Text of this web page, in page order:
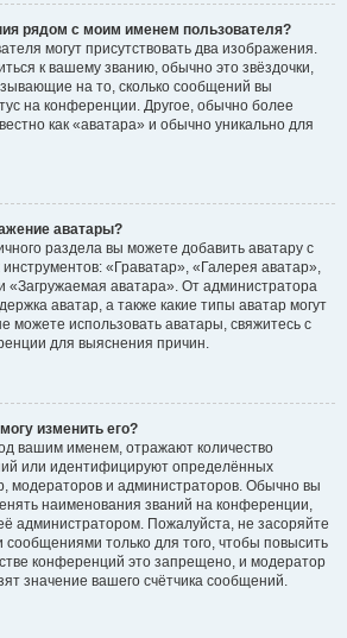
рядом с моим именем пользователя?
могут присутствовать два изображения.
к вашему званию, обычно это звёздочки,
на то, сколько сообщений вы
на конференции. Другое, обычно более
как «аватара» и обычно уникально для
аватары?
раздела вы можете добавить аватару с
«Граватар», «Галерея аватар»,
«Загружаемая аватара». От администратора
аватар, а также какие типы аватар могут
можете использовать аватары, свяжитесь с
для выяснения причин.
изменить его?
вашим именем, отражают количество
или идентифицируют определённых
модераторов и администраторов. Обычно вы
наименования званий на конференции,
администратором. Пожалуйста, не засоряйте
только для того, чтобы повысить
конференций это запрещено, и модератор
значение вашего счётчика сообщений.